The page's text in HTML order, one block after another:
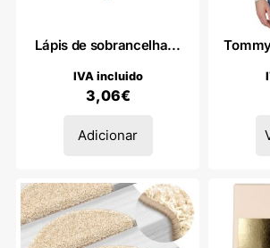
Lápis de sobrancelha...
3,06€
IVA incluido
Adicionar